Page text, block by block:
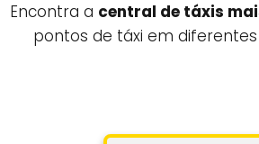
Encontra a central de táxis
pontos de táxi em